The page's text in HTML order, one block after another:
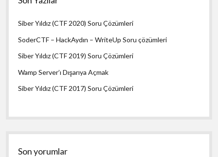
Siber Yıldız (CTF 2020) Soru Çözümleri
SoderCTF – HackAydın – WriteUp Soru çözümleri
Siber Yıldız (CTF 2019) Soru Çözümleri
Wamp Server’ı Dışarıya Açmak
Siber Yıldız (CTF 2017) Soru Çözümleri
Son yorumlar